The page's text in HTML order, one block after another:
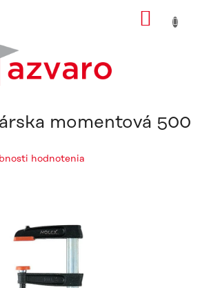
momentová 500
hodnotenia